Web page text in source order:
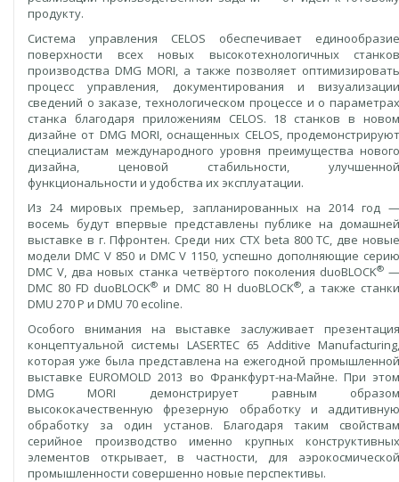
продукту.
Система управления CELOS обеспечивает единообразие
поверхности всех новых высокотехнологичных станков
производства DMG MORI, а также позволяет оптимизировать
процесс управления, документирования и визуализации
сведений о заказе, технологическом процессе и о параметрах
станка благодаря приложениям CELOS. 18 станков в новом
дизайне от DMG MORI, оснащенных CELOS, продемонстрируют
специалистам международного уровня преимущества нового
дизайна, ценовой стабильности, улучшенной
функциональности и удобства их эксплуатации.
Из 24 мировых премьер, запланированных на 2014 год —
восемь будут впервые представлены публике на домашней
выставке в г. Пфронтен. Среди них CTX beta 800 TC, две новые
модели DMC V 850 и DMC V 1150, успешно дополняющие серию
DMC V, два новых станка четвёртого поколения duoBLOCK®—
DMC 80 FD duoBLOCK® и DMC 80 H duoBLOCK®, а также
DMU 270 P и DMU 70 ecoline.
Особого внимания на выставке заслуживает презентация
концептуальной системы LASERTEC 65 Additive Manufacturing,
которая уже была представлена на ежегодной промышленной
выставке EUROMOLD 2013 во Франкфурт-на-Майне. При этом
DMG MORI демонстрирует равным образом
высококачественную фрезерную обработку и аддитивную
обработку за один установ. Благодаря таким свойствам
серийное производство именно крупных конструктивных
элементов открывает, в частности, для аэрокосмической
промышленности совершенно новые перспективы.